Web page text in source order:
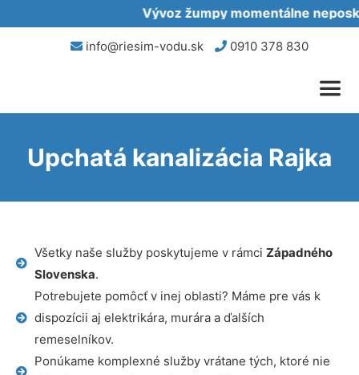
Vývoz žumpy momentálne
info@riesim-vodu.sk 0910 378 830
Upchatá kanalizácia Rajka
Všetky naše služby poskytujeme v rámci Západného
Slovenska.
Potrebujete pomôcť v inej oblasti? Máme pre vás k
dispozícii aj elektrikára, murára a ďalších
remeselníkov.
Ponúkame komplexné služby vrátane tých, ktoré nie